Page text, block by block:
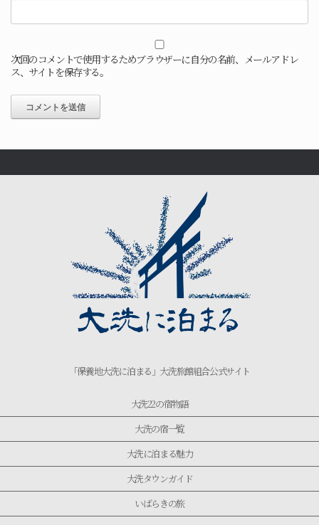
次回のコメントで使用するためブラウザーに自分の名前、メールアドレ
ス、サイトを保存する。
「保養地大洗に泊まる」大洗旅館組合公式サイト
大洗22の宿物語
大洗の宿一覧
大洗に泊まる魅力
大洗タウンガイド
いばらきの旅